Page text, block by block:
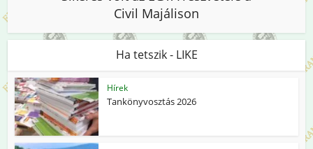
Civil Majálison
Ha tetszik - LIKE
Hírek
Tankönyvosztás 2026